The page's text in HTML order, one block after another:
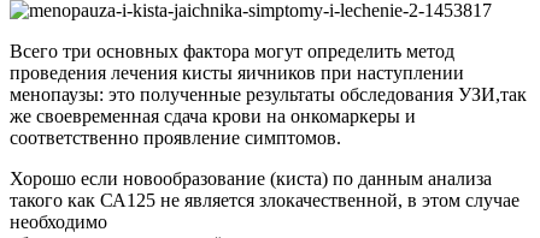
Всего три основных фактора могут определить метод
проведения лечения кисты яичников при наступлении
менопаузы: это полученные результаты обследования УЗИ,так
же своевременная сдача крови на онкомаркеры и
соответственно проявление симптомов.
Хорошо если новообразование (киста) по данным анализа
такого как СА125 не является злокачественной, в этом случае
необходимо